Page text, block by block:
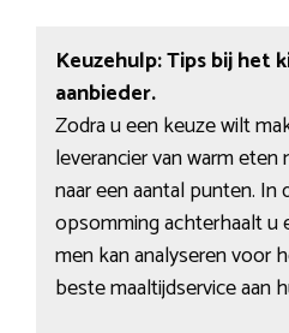
Keuzehulp: Tips bij het
aanbieder.
Zodra u een keuze wilt
leverancier van warm
naar een aantal punten. In
opsomming achterhaalt u
men kan analyseren voor
beste maaltijdservice aan